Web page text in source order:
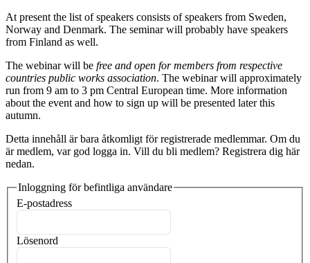
At present the list of speakers consists of speakers from Sweden,
Norway and Denmark. The seminar will probably have speakers
from Finland as well.
The webinar will be free and open for members from respective
countries public works association. The webinar will approximately
run from 9 am to 3 pm Central European time. More information
about the event and how to sign up will be presented later this
autumn.
Detta innehåll är bara åtkomligt för registrerade medlemmar. Om du
är medlem, var god logga in. Vill du bli medlem? Registrera dig här
nedan.
Inloggning för befintliga användare
E-postadress
Lösenord